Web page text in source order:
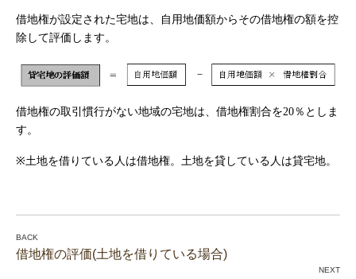
借地権が設定された宅地は、自用地価額からその借地権の額を控
除して評価します。
借地権の取引慣行がない地域の宅地は、借地権割合を20％としま
す。
※土地を借りている人は借地権。 土地を貸している人は貸宅地。
借地権の評価(土地を借りている場合)